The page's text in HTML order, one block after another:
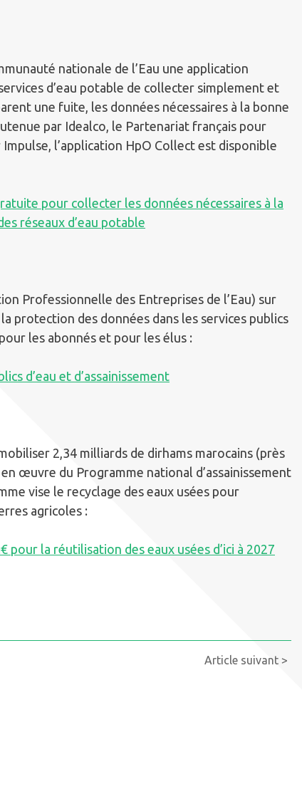
nationale de l’Eau une application
d’eau potable de collecter simplement et
une fuite, les données nécessaires à la bonne
par Idealco, le Partenariat français pour
Impulse, l’application HpO Collect est disponible
pour collecter les données nécessaires à la
réseaux d’eau potable
Professionnelle des Entreprises de l’Eau) sur
protection des données dans les services publics
les abonnés et pour les élus :
d’eau et d’assainissement
2,34 milliards de dirhams marocains (près
œuvre du Programme national d’assainissement
vise le recyclage des eaux usées pour
agricoles :
pour la réutilisation des eaux usées d’ici à 2027
Article suivant >